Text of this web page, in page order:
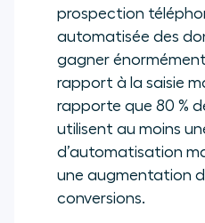
prospection
automatisée des
gagner
rapport à la saisie
rapporte que 80 %
utilisent au moins
d’automatisation
une augmentation
conversions.